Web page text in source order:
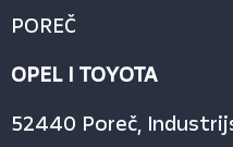
POREČ
OPEL I TOYOTA
52440 Poreč,